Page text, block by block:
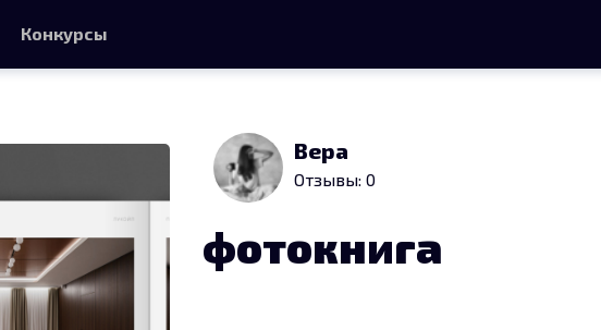
Вера
Отзывы: 0
фотокнига
Конкурсы